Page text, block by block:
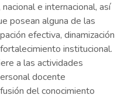
e internacional, así
posean alguna de las
efectiva, dinamización
institucional.
a las actividades
docente
del conocimiento